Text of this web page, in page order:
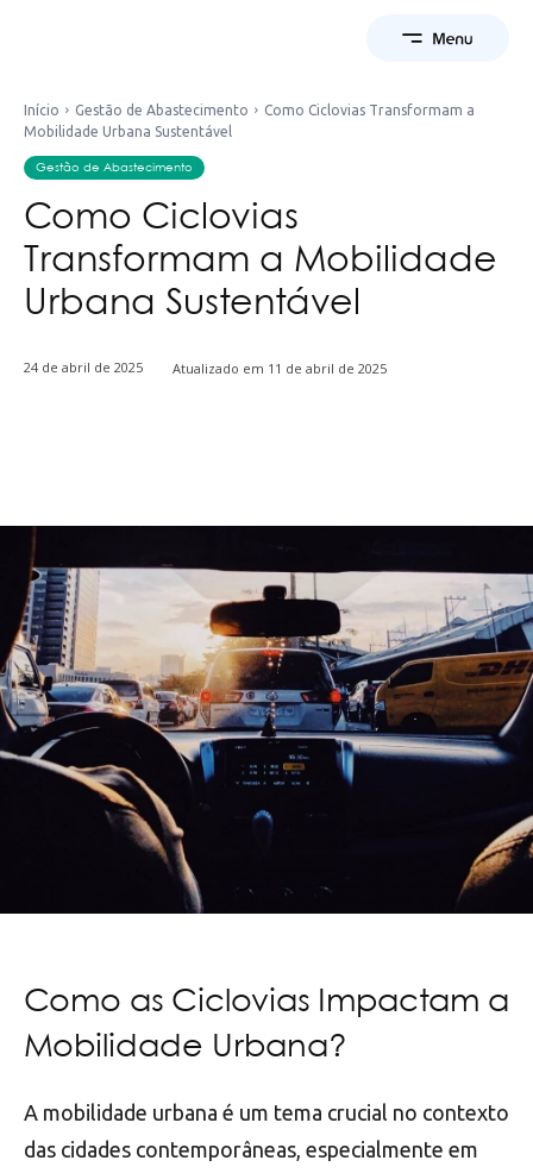
Início Gestão de Abastecimento
Como Ciclovias Transformam a
Mobilidade Urbana Sustentável
Gestão de Abastecimento
Como Ciclovias
Transformam a Mobilidade
Urbana Sustentável
24 de abril de 2025 Atualizado em 11 de abril de 2025
Como as Ciclovias Impactam a
Mobilidade Urbana?
A mobilidade urbana é um tema crucial no contexto
das cidades contemporâneas, especialmente em